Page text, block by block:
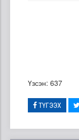
Үзсэн: 637
ТҮГЭЭХ